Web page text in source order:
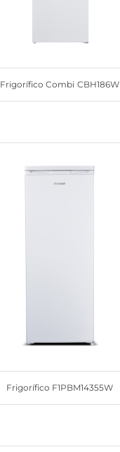
Frigorífico Combi CBH186W
Frigorífico F1PBM14355W